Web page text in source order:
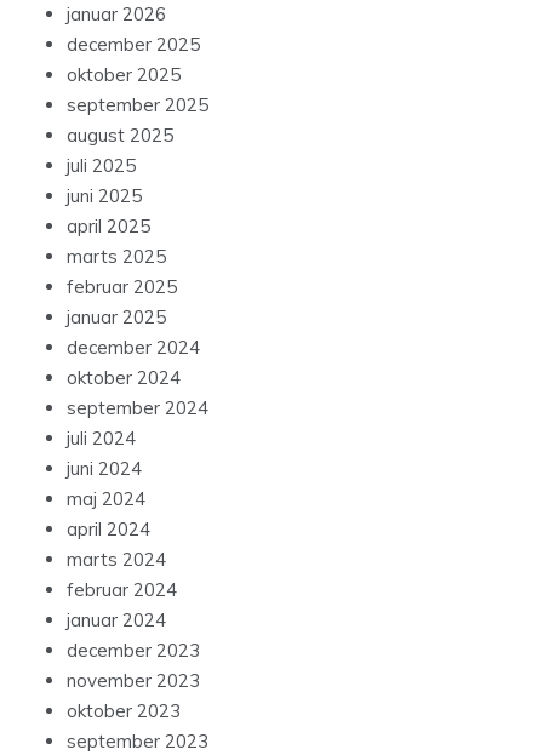
januar 2026
december 2025
oktober 2025
september 2025
august 2025
juli 2025
juni 2025
april 2025
marts 2025
februar 2025
januar 2025
december 2024
oktober 2024
september 2024
juli 2024
juni 2024
maj 2024
april 2024
marts 2024
februar 2024
januar 2024
december 2023
november 2023
oktober 2023
september 2023